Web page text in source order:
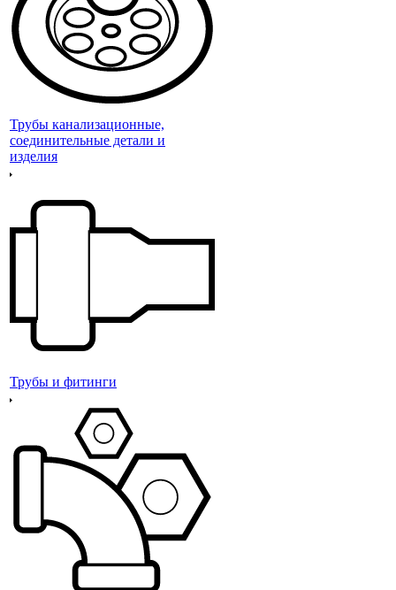
Трубы канализационные,
соединительные детали и
изделия
Трубы и фитинги